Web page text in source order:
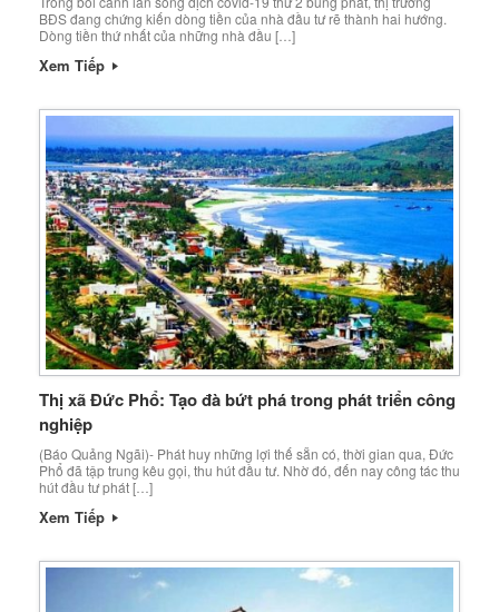
BĐS đang chứng kiến dòng tiền của nhà đầu tư rẽ thành hai hướng.
Dòng tiền thứ nhất của những nhà đầu […]
Xem Tiếp
Thị xã Đức Phổ: Tạo đà bứt phá trong phát triển công
nghiệp
(Báo Quảng Ngãi)- Phát huy những lợi thế sẵn có, thời gian qua, Đức
Phổ đã tập trung kêu gọi, thu hút đầu tư. Nhờ đó, đến nay công tác thu
hút đầu tư phát […]
Xem Tiếp